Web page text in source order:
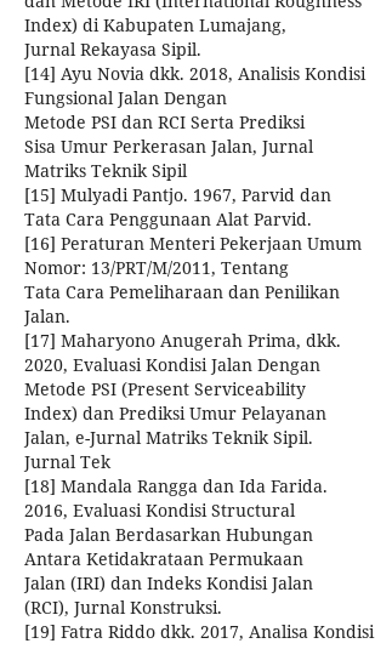
Index) di Kabupaten Lumajang,
Jurnal Rekayasa Sipil.
[14] Ayu Novia dkk. 2018, Analisis Kondisi
Fungsional Jalan Dengan
Metode PSI dan RCI Serta Prediksi
Sisa Umur Perkerasan Jalan, Jurnal
Matriks Teknik Sipil
[15] Mulyadi Pantjo. 1967, Parvid dan
Tata Cara Penggunaan Alat Parvid.
[16] Peraturan Menteri Pekerjaan Umum
Nomor: 13/PRT/M/2011, Tentang
Tata Cara Pemeliharaan dan Penilikan
Jalan.
[17] Maharyono Anugerah Prima, dkk.
2020, Evaluasi Kondisi Jalan Dengan
Metode PSI (Present Serviceability
Index) dan Prediksi Umur Pelayanan
Jalan, e-Jurnal Matriks Teknik Sipil.
Jurnal Tek
[18] Mandala Rangga dan Ida Farida.
2016, Evaluasi Kondisi Structural
Pada Jalan Berdasarkan Hubungan
Antara Ketidakrataan Permukaan
Jalan (IRI) dan Indeks Kondisi Jalan
(RCI), Jurnal Konstruksi.
[19] Fatra Riddo dkk. 2017, Analisa Kondisi